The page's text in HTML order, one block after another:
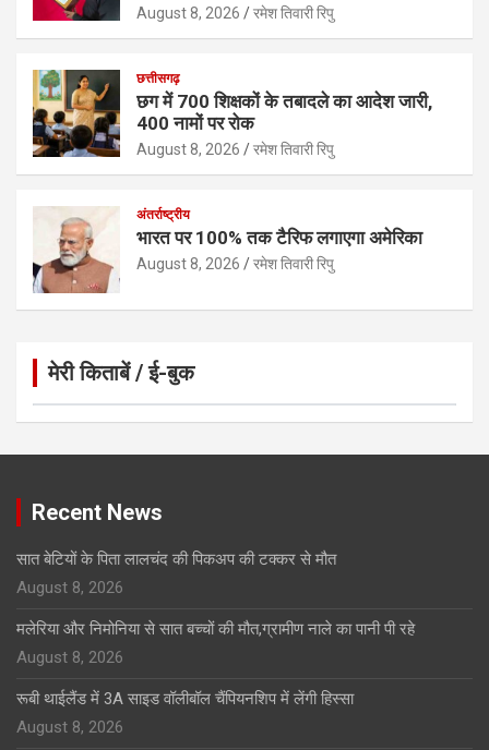
August 8, 2026 रमेश तिवारी रिपु
छत्तीसगढ़
छग में 700 शिक्षकों के तबादले का आदेश जारी,
400 नामों पर रोक
August 8, 2026 रमेश तिवारी रिपु
अंतर्राष्ट्रीय
भारत पर 100% तक टैरिफ लगाएगा अमेरिका
August 8, 2026 रमेश तिवारी रिपु
मेरी किताबें / ई-बुक
Click to Open Page
Recent News
सात बेटियों के पिता लालचंद की पिकअप की टक्कर से मौत
August 8, 2026
मलेरिया और निमोनिया से सात बच्चों की मौत,ग्रामीण नाले का पानी पी रहे
August 8, 2026
रूबी थाईलैंड में 3A साइड वॉलीबॉल चैंपियनशिप में लेंगी हिस्सा
August 8, 2026